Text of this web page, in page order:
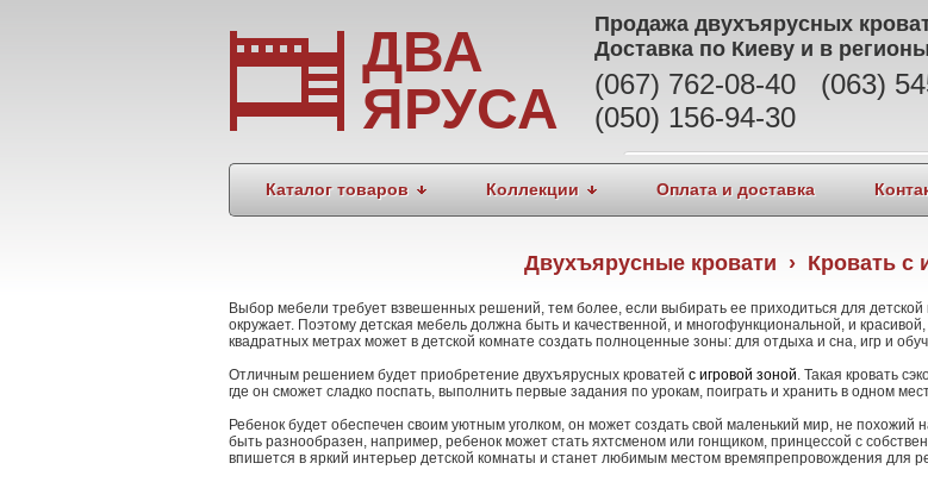
ДВА
ЯРУСА
Продажа двухъярусных
Доставка по Киеву и в регионы
(067) 762-08-40 (063)
(050) 156-94-30
Каталог товаров Коллекции Оплата и доставка
Двухъярусные кровати › Кровать с
Выбор мебели требует взвешенных решений, тем более, если выбирать ее приходиться для
окружает. Поэтому детская мебель должна быть и качественной, и многофункциональной, и
квадратных метрах может в детской комнате создать полноценные зоны: для отдыха и сна, игр и
Отличным решением будет приобретение двухъярусных кроватей с игровой зоной. Такая кровать
где он сможет сладко поспать, выполнить первые задания по урокам, поиграть и хранить в одном
Ребенок будет обеспечен своим уютным уголком, он может создать свой маленький мир, не похожий
быть разнообразен, например, ребенок может стать яхтсменом или гонщиком, принцессой с
впишется в яркий интерьер детской комнаты и станет любимым местом времяпрепровождения для